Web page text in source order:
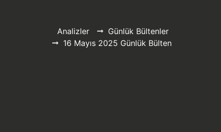
Analizler
Günlük Bültenler
16 Mayıs 2025 Günlük Bülten